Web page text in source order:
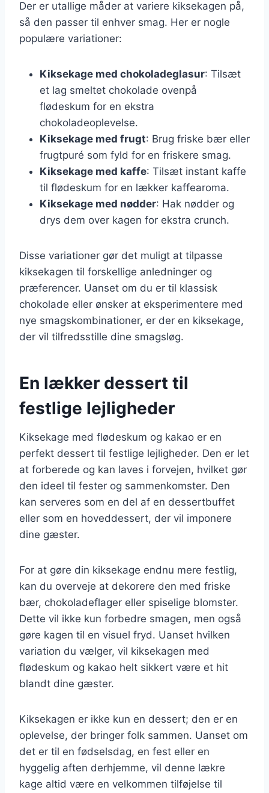
Der er utallige måder at variere kiksekagen på,
så den passer til enhver smag. Her er nogle
populære variationer:
Kiksekage med chokoladeglasur: Tilsæt
et lag smeltet chokolade ovenpå
flødeskum for en ekstra
chokoladeoplevelse.
Kiksekage med frugt: Brug friske bær eller
frugtpuré som fyld for en friskere smag.
Kiksekage med kaffe: Tilsæt instant kaffe
til flødeskum for en lækker kaffearoma.
Kiksekage med nødder: Hak nødder og
drys dem over kagen for ekstra crunch.
Disse variationer gør det muligt at tilpasse
kiksekagen til forskellige anledninger og
præferencer. Uanset om du er til klassisk
chokolade eller ønsker at eksperimentere med
nye smagskombinationer, er der en kiksekage,
der vil tilfredsstille dine smagsløg.
En lækker dessert til
festlige lejligheder
Kiksekage med flødeskum og kakao er en
perfekt dessert til festlige lejligheder. Den er let
at forberede og kan laves i forvejen, hvilket gør
den ideel til fester og sammenkomster. Den
kan serveres som en del af en dessertbuffet
eller som en hoveddessert, der vil imponere
dine gæster.
For at gøre din kiksekage endnu mere festlig,
kan du overveje at dekorere den med friske
bær, chokoladeflager eller spiselige blomster.
Dette vil ikke kun forbedre smagen, men også
gøre kagen til en visuel fryd. Uanset hvilken
variation du vælger, vil kiksekagen med
flødeskum og kakao helt sikkert være et hit
blandt dine gæster.
Kiksekagen er ikke kun en dessert; den er en
oplevelse, der bringer folk sammen. Uanset om
det er til en fødselsdag, en fest eller en
hyggelig aften derhjemme, vil denne lækre
kage altid være en velkommen tilføjelse til